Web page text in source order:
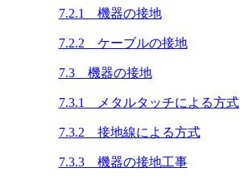
7.2.1 機器の接地
7.2.2 ケーブルの接地
7.3 機器の接地
7.3.1 メタルタッチによる方式
7.3.2 接地線による方式
7.3.3 機器の接地工事